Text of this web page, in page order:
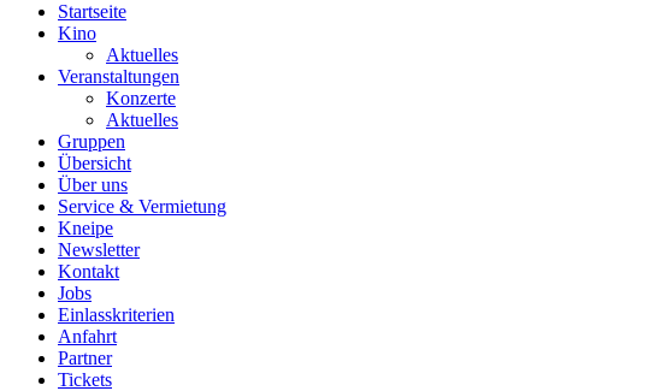
Startseite
Kino
Aktuelles
Veranstaltungen
Konzerte
Aktuelles
Gruppen
Übersicht
Über uns
Service & Vermietung
Kneipe
Newsletter
Kontakt
Jobs
Einlasskriterien
Anfahrt
Partner
Tickets